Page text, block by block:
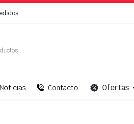
Noticias Contacto Ofertas